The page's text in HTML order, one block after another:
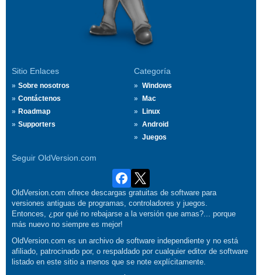
Sitio Enlaces
Sobre nosotros
Contáctenos
Roadmap
Supporters
Categoría
Windows
Mac
Linux
Android
Juegos
Seguir OldVersion.com
OldVersion.com ofrece descargas gratuitas de software para
versiones antiguas de programas, controladores y juegos.
Entonces, ¿por qué no rebajarse a la versión que amas?... porque
más nuevo no siempre es mejor!
OldVersion.com es un archivo de software independiente y no está
afiliado, patrocinado por, o respaldado por cualquier editor de software
listado en este sitio a menos que se note explícitamente.